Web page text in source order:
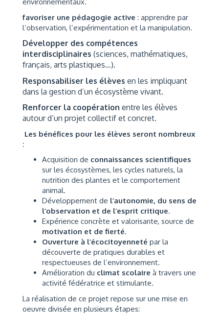
favoriser une pédagogie active : apprendre par
l’observation, l’expérimentation et la manipulation.
Développer des compétences
interdisciplinaires (sciences, mathématiques,
français, arts plastiques…).
Responsabiliser les élèves en les impliquant
dans la gestion d’un écosystème vivant.
Renforcer la coopération entre les élèves
autour d’un projet collectif et concret.
Les bénéfices pour les élèves seront nombreux
:
Acquisition de connaissances scientifiques
sur les écosystèmes, les cycles naturels, la
nutrition des plantes et le comportement
animal.
Développement de l’autonomie, du sens de
l’observation et de l’esprit critique.
Expérience concrète et valorisante, source de
motivation et de fierté.
Ouverture à l’écocitoyenneté par la
découverte de pratiques durables et
respectueuses de l’environnement.
Amélioration du climat scolaire à travers une
activité fédératrice et stimulante.
La réalisation de ce projet repose sur une mise en
oeuvre divisée en plusieurs étapes: